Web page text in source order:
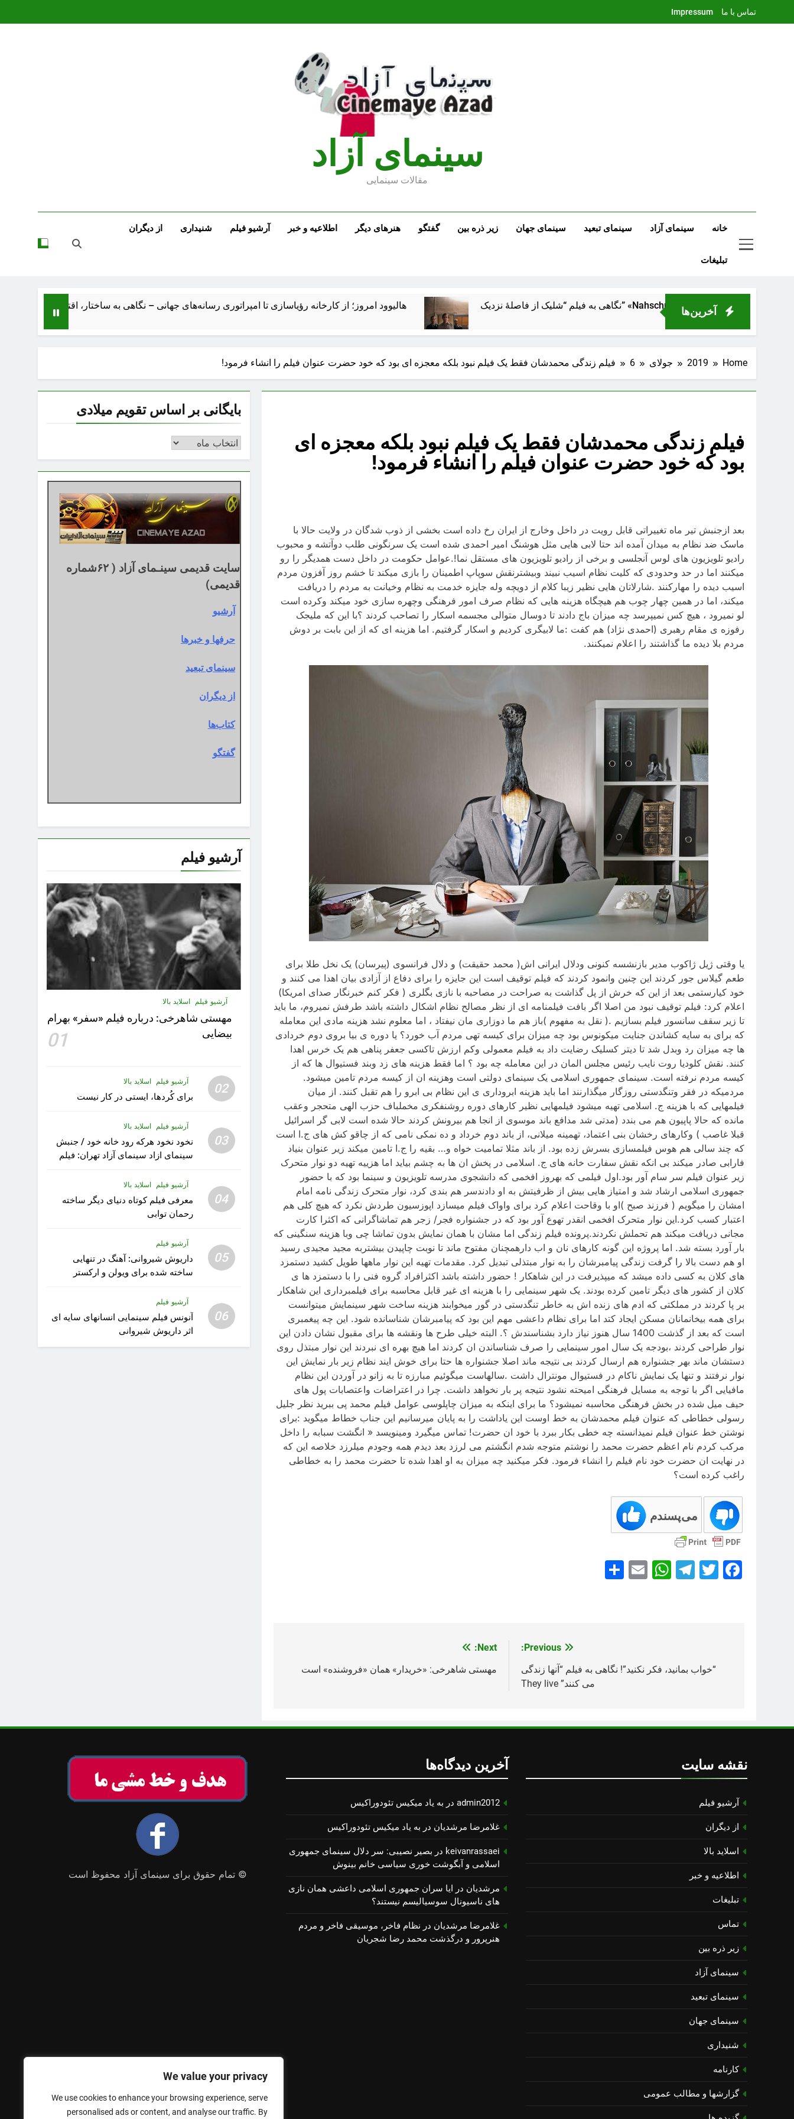
We value your privacy
We use cookies to enhance your browsing experience, serve
personalised ads or content, and analyse our traffic. By
تماس با ما Impressum
سينماى آزاد
مقالات سينمايى
خانه سینمای آزاد سینمای تبعید سینمای جهان زیر ذره بین گفتگو هنرهای دیگر اطلاعیه و خبر آرشیو فیلم شنیداری از دیگران
تبلیغات
آخرین‌ها هالیوود امروز؛ از کارخانه رؤیاسازی تا امپراتوری رسانه‌های جهانی – نگاهی به ساختار، اقتصاد، تحولات و آینده
Home
2019 جولای 6 فیلم زندگی محمدشان فقط یک فیلم نبود بلکه معجزه ای بود که خود حضرت عنوان فیلم را انشاء فرمود!
فیلم زندگی محمدشان فقط یک فیلم نبود بلکه معجزه ای
بود که خود حضرت عنوان فیلم را انشاء فرمود!
بعد ازجنبش تیر ماه تغییراتی قابل رویت در داخل وخارج از ایران رخ داده است بخشی از ذوب شدگان در ولایت حالا با
ماسک ضد نظام به میدان آمده اند حتا لابی هایی مثل هوشنگ امیر احمدی شده است یک سرنگونی طلب دوآتشه و محبوب
رادیو تلویزیون های لوس آنجلسی و برخی از رادیو تلویزیون های مستقل نما!.عوامل حکومت در داخل دست همدیگر را رو
میکنند اما در حد وحدودی که کلیت نظام اسیب نبیند وبیشترنقش سوپاپ اطمینان را بازی میکند تا خشم روز آفزون مردم
اسیب دیده را مهارکنند .شارلاتان هایی نظیر زیبا کلام از دویچه وله جایزه خدمت به نظام وخیانت به مردم را دریافت
میکند، اما در همین چهار چوب هم هیچگاه هزینه هایی که نظام صرف امور فرهنگی وچهره سازی خود میکند وکرده است
لو نمیرود ، هیچ کس نمیپرسد چه میزان باج دادند تا دوسال متوالی مجسمه اسکار را تصاحب کردند ؟با این که ملیجک
رفوزه ی مقام رهبری (احمدی نژاد) هم کفت :ما لابیگری کردیم و اسکار گرفتیم. اما هزینه ای که از این بابت بر دوش
مردم بلا دیده ما گذاشتند را اعلام نمیکنند.
یا وقتی ژیل ژاکوب مدیر بازنشسه کنونی ودلال ایرانی اش( محمد حقیقت) و دلال فرانسوی (پیرسان) یک نخل طلا برای
طعم گیلاس جور کردند این چنین وانمود کردند که فیلم توقیف است این جایزه را برای دفاع از آزادی بیان اهدا می کنند و
خود کیارستمی بعد از این که خرش از پل گذاشت به صراحت در مصاحبه با نازی بگلری ( فکر کنم خبرنگار صدای امریکا)
اعلام کرد: فیلم توقیف نبود من اصلا اگر بافت فیلمنامه ای از نظر مصالح نظام اشکال داشته باشد طرفش نمیروم، ما باید
تا زیر سقف سانسور فیلم بسازیم .( نقل به مفهوم )باز هم ما دوزاری مان نیفتاد ، اما معلوم نشد هزینه مادی این معامله
که برای به سایه کشاندن جنایت میکونوس بود چه میزان برای کیسه تهی مردم آب خورد؟ یا دوره ی بیا بروی دوم خردادی
ها چه میزان رد وبدل شد تا دیتر کسلیک رضایت داد به فیلم معمولی وکم ارزش تاکسی جعفر پناهی هم یک خرس اهدا
کنند. نقش کلودیا روت نایب رئیس مجلس المان در این معامله چه بود ؟ اما فقط هزینه های زد وبند فستیوال ها که از
کیسه مردم نرفته است. سینمای جمهوری اسلامی یک سینمای دولتی است وهزینه ان از کیسه مردم تامین میشود.
مردمیکه در فقر وتنگدستی روزگار میگذارنند اما باید هزینه ابروداری ی این نظام بی ابرو را هم تقبل کنند. از میان
فیلمهایی که با هزینه ج. اسلامی تهیه میشود فیلمهایی نظیر کارهای دوره روشنفکری مخملباف حزب الهی متحجر وعقب
مانده که حالا پاپیون هم می بندد (مدتی شد مدافع باند موسوی از انجا هم بیرونش کردند حالا شده است لابی گر اسرائیل
قبلا غاصب ) وکارهای رخشان بنی اعتماد، تهمینه میلانی، از باند دوم خرداد و ده نمکی نامی که از چاقو کش های ج.ا است
که چند سالی هم هوس فیلمسازی بسرش زده بود. از باند مثلا تمامیت خواه و… بقیه را ج.ا تامین میکند زیر عنوان بنیاد
فارابی صادر میکند بی انکه نقش سفارت خانه های ج. اسلامی در پخش ان ها به چشم بیاید اما هزییه تهیه دو نوار متحرک
زیر عنوان فیلم سر سام آور بود.اول فیلمی که بهروز افخمی که دانشجوی مدرسه تلویزیون و سینما بود که با حضور
جمهوری اسلامی ارشاد شد و امتیاز هایی بیش از ظرفیتش به او دادندسر هم بندی کرد، نوار متحرک زندگی نامه امام
امشان را میگویم ( فرزند صبح )او با وقاحت اعلام کرد برای واواک فیلم میسازد اپوزسیون طردش نکرد که هیچ کلی هم
اعتبار کسب کرد.این نوار متحرک افخمی انقدر تهوع آور بود که در جشنواره فجر/ زجر هم تماشاگرانی که اکثرا کارت
مجانی دریافت میکند هم تحملش نکردند.پرونده فیلم زندگی اما مشان با همان نمایش بدون تماشا چی وبا هزینه سنگینی که
بار آورد بسته شد. اما پروژه این گونه کارهای نان و اب دارهمچنان مفتوح ماند تا نوبت چاپیدن بیشتربه مجید مجیدی رسید
او هم دست بالا را گرفت زندگی پیامبرشان را به نوار مبتذلی تبدیل کرد. مقدمات تهیه این نوار ماهها طویل کشید دستمزد
های کلان به کسی داده میشد که میپذیرفت در این شاهکار ! حضور داشته باشد اکثرافراد گروه فنی را با دستمزد ها ی
کلان از کشور های دیگر تامین کرده بودند. یک شهر سینمایی را با هزینه ای غیر قابل محاسبه برای فیلمبرداری این شاهکار
بر پا کردند در مملکتی که ادم های زنده اش به خاطر تنگدستی در گور میخوابند هزینه ساخت شهر سینمایش میتوانست
برای همه بیخانمانان مسکن ایجاد کتد اما برای نظام داعشی مهم این بود که پیامبرشان شناسانده شود. این چه پیغمبری
است که بعد از گذشت 1400 سال هنوز نیاز دارد بشناسندش ؟. البته خیلی طرح ها ونقشه ها برای مقبول نشان دادن این
نوار طراحی کردند ،بودجه یک سال امور سینمایی را صرف شناساندن ان کردند اما هیچ بهره ای نبردند این نوار مبتذل روی
دستشان ماند بهر جشنواره هم ارسال کردند بی نتیجه ماند اصلا جشنواره ها حتا برای خوش ایند نظام زیر بار نمایش این
نوار نرفتند و تنها یک نمایش ناکام در فستیوال مونترال داشت .سالهاست میگوئیم مبارزه تا به زانو در آوردن این نظام
مافیایی اگر با توجه به مسایل فرهنگی امیحته نشود نتیجه پر بار نخواهد داشت. چرا در اعتراضات واعتصابات پول های
حیف میل شده در بخش فرهنگی محاسبه نمیشود؟ ما برای اینکه به میزان چاپلوسی عوامل فیلم محمد پی ببرید نظر جلیل
رسولی خطاطی که عنوان فیلم محمدشان به خط اوست این یاداشت را به پایان میرسانیم این جناب خطاط میگوید :برای
نوشتن خط عنوان فیلم نمیدانسته چه خطی بکار ببرد با خود ان حضرت! تماس میگیرد ومینویسد « انگشت سبابه را داخل
مرکب کردم نام اعظم حضرت محمد را نوشتم متوجه شدم انگشتم می لرزد بعد دیدم همه وجودم میلرزد خلاصه این که
در نهایت ان حضرت خود نام فیلم را انشاء فرمود. فکر میکنید چه میزان به او اهدا شده تا حضرت محمد را به خطاطی
راغب کرده است؟
می‌پسندم
Facebook
Twitter
Telegram
WhatsApp
Email
نوشته
Previous:
“خواب بمانید، فکر نکنید”! نگاهی به فیلم “آنها زندگی
می کنند” They live
Next:
مهستی شاهرخی: «خریدار» همان «فروشنده» است
بایگانی بر اساس تقویم میلادی
بایگانی
اساس
تقویم
میلادی
سایت قدیمی سینـمای آزاد ( ۶۲شماره
قدیمی)
آرشیو
حرفها و خبرها
سینمای تبعید
از دیگران
کتاب‌ها
گفتگو
آرشیو فیلم
آرشیو فیلم اسلاید بالا
مهستى شاهرخى:‌ درباره فيلم «سفر» بهرام
بیضایی
01
02 آرشیو فیلم اسلاید بالا
برای کُردها، ایستی در کار نیست
03
آرشیو فیلم اسلاید بالا
نخود نخود هرکه رود خانه خود / جنبش
سینمای ازاد سینمای آزاد تهران: فیلم
04
آرشیو فیلم اسلاید بالا
معرفی فیلم کوتاه دنیای دیگر ساخته
رحمان توابی
05
آرشیو فیلم
داریوش شیروانی: آهنگ در تنهایی
ساخته شده برای ویولن و ارکستر
06
آرشیو فیلم
آنونس فیلم سینمایی انسانهای سایه ای
اثر داریوش شیروانی
نقشه سایت
آرشیو فیلم
از دیگران
اسلاید بالا
اطلاعیه و خبر
تبلیغات
تماس
زیر ذره بین
سینمای آزاد
سینمای تبعید
سینمای جهان
شنیداری
کارنامه
گزارشها و مطالب عمومی
آخرین دیدگاه‌ها
admin2012 در به یاد میكیس تئودوراكیس
غلامرضا مرشدیان در به یاد میكیس تئودوراكیس
keivanrassaei در بصیر نصیبی: سر دلال سینمای جمهوری
اسلامی و آبگوشت خوری سیاسی خانم بینوش
مرشدیان در ایا سران جمهوری اسلامی داعشی همان نازی
های ناسیونال سوسیالیسم نیستند؟
غلامرضا مرشدیان در نظام فاخر، موسیقی فاخر و مردم
هنرپرور و درگذشت محمد رضا شجریان
© تمام حقوق برای سینمای آزاد محفوظ است